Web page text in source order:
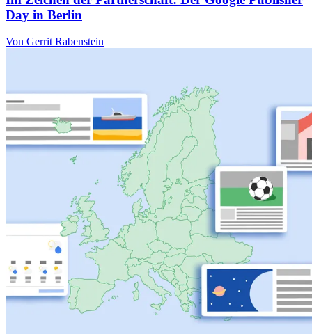
Day in Berlin
Von Gerrit Rabenstein